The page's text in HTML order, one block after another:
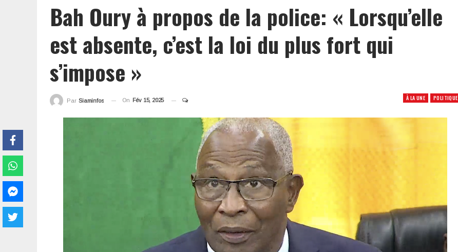
Bah Oury à propos de la police: « Lorsqu’elle
est absente, c’est la loi du plus fort qui
s’impose »
À LA UNE POLITIQUE
Par Siaminfos On Fév 15, 2025